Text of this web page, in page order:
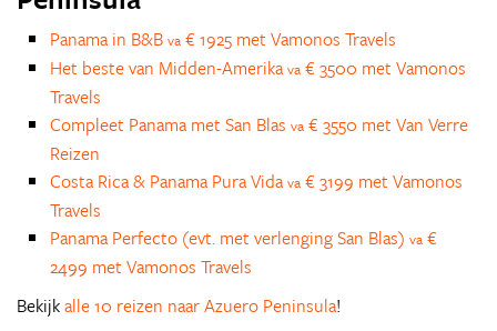
Panama in B&B va € 1925 met Vamonos Travels
Het beste van Midden-Amerika va € 3500 met Vamonos
Travels
Compleet Panama met San Blas va € 3550 met Van Verre
Reizen
Costa Rica & Panama Pura Vida va € 3199 met Vamonos
Travels
Panama Perfecto (evt. met verlenging San Blas) va €
2499 met Vamonos Travels
Bekijkalle 10 reizen naar Azuero Peninsula!